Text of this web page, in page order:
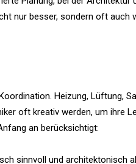
nur besser, sondern oft
Heizung, Lüftung,
oft kreativ werden, um ihre
an berücksichtigt:
sinnvoll und architektonisch